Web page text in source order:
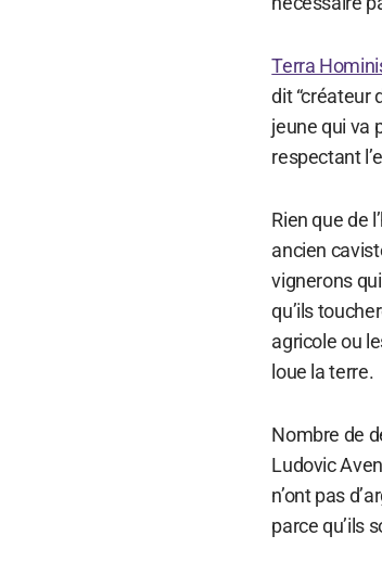
Terra
dit “créateur
jeune qui va
respectant
Rien que de
ancien
vignerons
qu’ils
agricole ou
loue la terre.
Nombre de
Ludovic
n’ont pas
parce qu’ils